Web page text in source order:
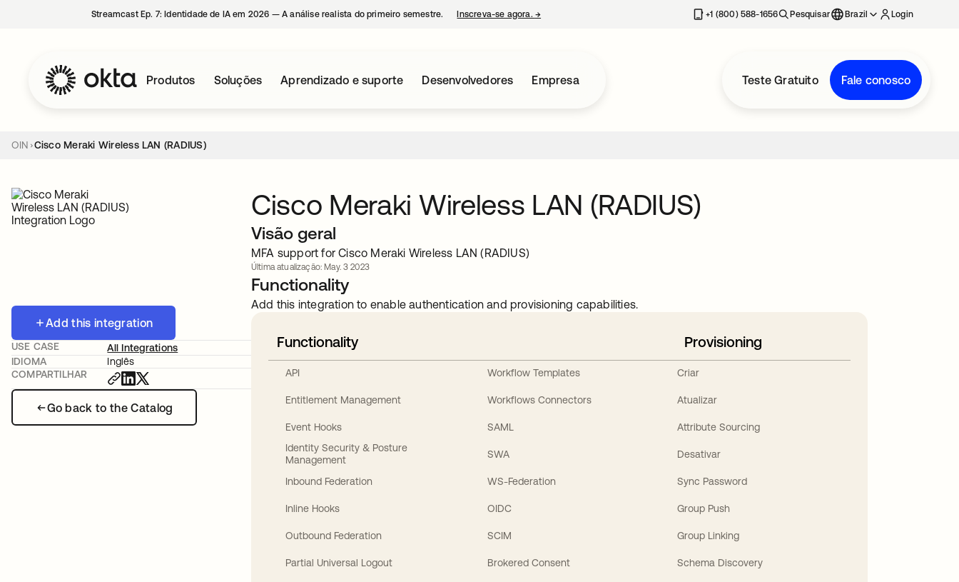
Streamcast Ep. 7: Identidade de IA em 2026 — A análise realista do primeiro semestre. Inscreva-se agora. → +1 (800) 588-1656 Pesquisar Brazil Login
Produtos Soluções Aprendizado e suporte Desenvolvedores Empresa Teste Gratuito Fale conosco
OIN Cisco Meraki Wireless LAN (RADIUS)
Add this integration
Go back to the Catalog
USE CASE
All Integrations
IDIOMA
Inglês
COMPARTILHAR
Cisco Meraki Wireless LAN (RADIUS)
Visão geral
MFA support for Cisco Meraki Wireless LAN (RADIUS)
Última atualização: May. 3 2023
Functionality
Add this integration to enable authentication and provisioning capabilities.
Functionality
API
Entitlement Management
Event Hooks
Identity Security & Posture
Management
Inbound Federation
Inline Hooks
Outbound Federation
Partial Universal Logout
Workflow Templates
Workflows Connectors
SAML
SWA
WS-Federation
OIDC
SCIM
Brokered Consent
Provisioning
Criar
Atualizar
Attribute Sourcing
Desativar
Sync Password
Group Push
Group Linking
Schema Discovery